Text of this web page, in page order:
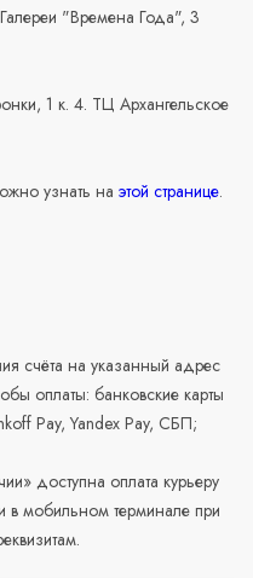
"Времена Года", 3
1 к. 4. ТЦ Архангельское
узнать на этой странице.
счёта на указанный адрес
оплаты: банковские карты
Pay, Yandex Pay, СБП;
доступна оплата курьеру
в мобильном терминале при